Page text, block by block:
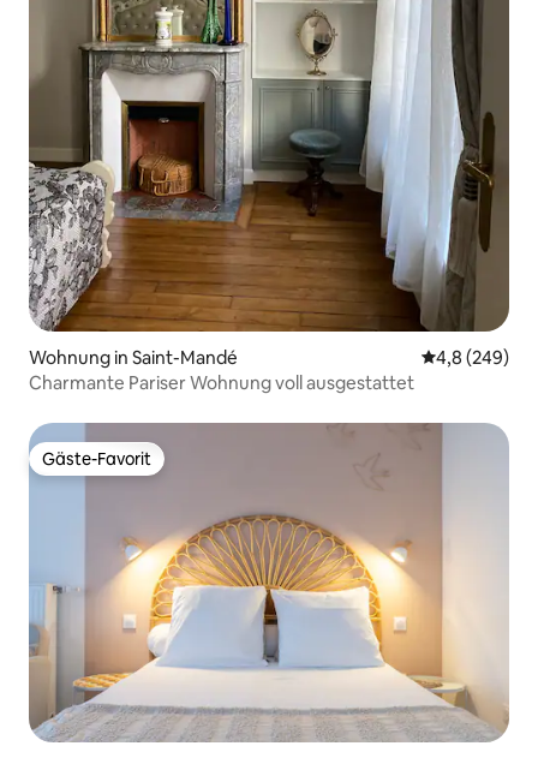
Wohnung in Saint-Mandé
4,8 (249)
Charmante Pariser Wohnung voll ausgestattet
Gäste-Favorit
Gäste-Favorit